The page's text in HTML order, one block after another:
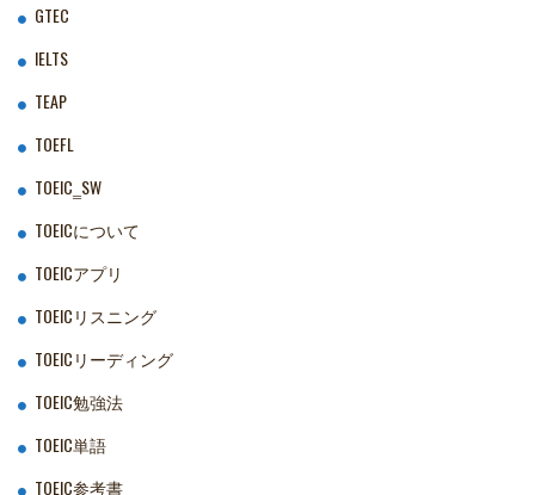
GTEC
IELTS
TEAP
TOEFL
TOEIC‗SW
TOEICについて
TOEICアプリ
TOEICリスニング
TOEICリーディング
TOEIC勉強法
TOEIC単語
TOEIC参考書